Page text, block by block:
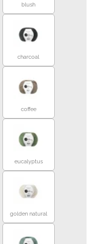
blush
charcoal
coffee
eucalyptus
golden natural